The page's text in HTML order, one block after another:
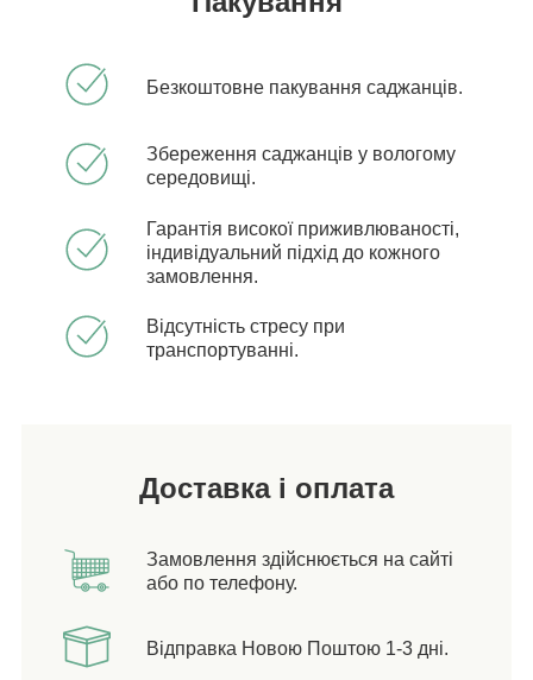
Безкоштовне пакування саджанців.
Збереження саджанців у вологому
середовищі.
Гарантія високої приживлюваності,
індивідуальний підхід до кожного
замовлення.
Відсутність стресу при
транспортуванні.
Доставка і оплата
Замовлення здійснюється на сайті
або по телефону.
Відправка Новою Поштою 1-3 дні.